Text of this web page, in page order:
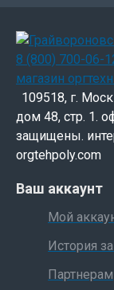
109518, г.
дом 48, стр. 1.
защищены.
orgtehpoly.com
Ваш аккаунт
Мой
История
Партнерам